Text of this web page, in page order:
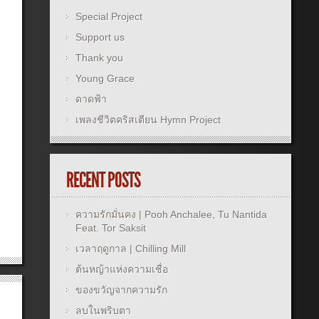
Special Project
Support us
Thank you
Young Grace
ดาดฟ้า
เพลงชีวิตคริสเตียน Hymn Project
RECENT POSTS
ความรักมั่นคง | Pooh Anchalee, Tu Nantida
Feat. Tor Saksit
เวลาฤดูกาล | Chilling Mill
ต้นหญ้าแห่งความเชื่อ
ของขวัญจากความรัก
ลบในพริบตา